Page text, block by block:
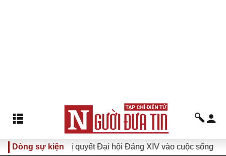
Dòng sự kiện
Đưa Nghị quyết Đại hội Đảng XIV vào cuộc sống